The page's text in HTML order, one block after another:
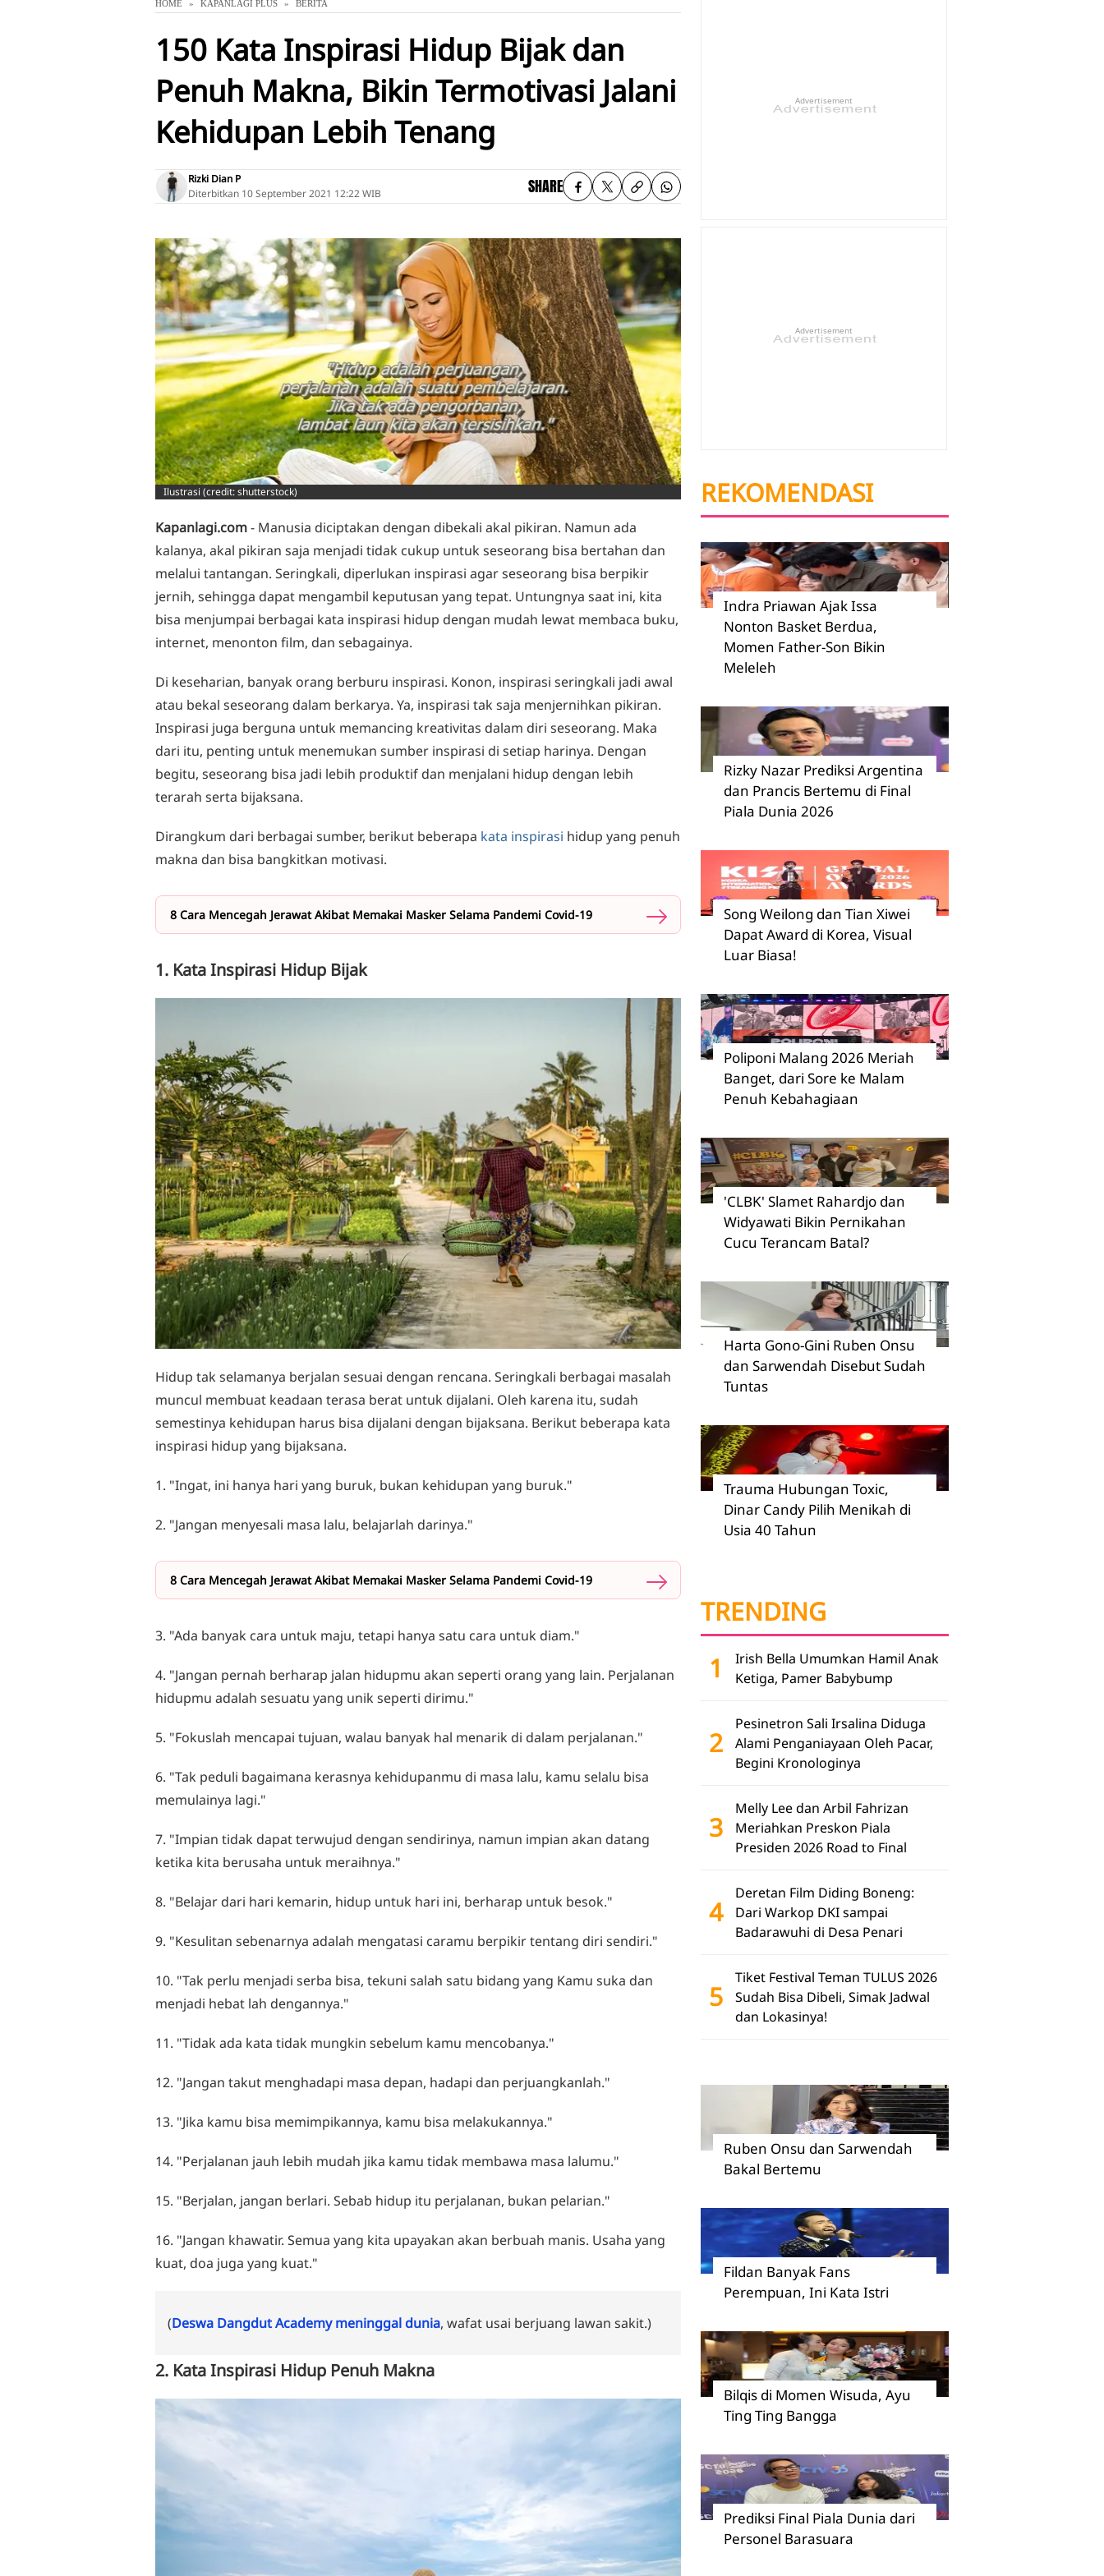
HOME KAPANLAGI PLUS BERITA
150 Kata Inspirasi Hidup Bijak dan
Penuh Makna, Bikin Termotivasi Jalani
Kehidupan Lebih Tenang
Rizki Dian P
Diterbitkan 10 September 2021 12:22 WIB SHARE
Ilustrasi (credit: shutterstock)
Kapanlagi.com- Manusia diciptakan dengan dibekali akal pikiran. Namun ada
kalanya, akal pikiran saja menjadi tidak cukup untuk seseorang bisa bertahan dan
melalui tantangan. Seringkali, diperlukan inspirasi agar seseorang bisa berpikir
jernih, sehingga dapat mengambil keputusan yang tepat. Untungnya saat ini, kita
bisa menjumpai berbagai kata inspirasi hidup dengan mudah lewat membaca buku,
internet, menonton film, dan sebagainya.
Di keseharian, banyak orang berburu inspirasi. Konon, inspirasi seringkali jadi awal
atau bekal seseorang dalam berkarya. Ya, inspirasi tak saja menjernihkan pikiran.
Inspirasi juga berguna untuk memancing kreativitas dalam diri seseorang. Maka
dari itu, penting untuk menemukan sumber inspirasi di setiap harinya. Dengan
begitu, seseorang bisa jadi lebih produktif dan menjalani hidup dengan lebih
terarah serta bijaksana.
Dirangkum dari berbagai sumber, berikut beberapa kata inspirasi hidup yang penuh
makna dan bisa bangkitkan motivasi.
8 Cara Mencegah Jerawat Akibat Memakai Masker Selama Pandemi Covid-19
1. Kata Inspirasi Hidup Bijak
Hidup tak selamanya berjalan sesuai dengan rencana. Seringkali berbagai masalah
muncul membuat keadaan terasa berat untuk dijalani. Oleh karena itu, sudah
semestinya kehidupan harus bisa dijalani dengan bijaksana. Berikut beberapa kata
inspirasi hidup yang bijaksana.
1. "Ingat, ini hanya hari yang buruk, bukan kehidupan yang buruk."
2. "Jangan menyesali masa lalu, belajarlah darinya."
8 Cara Mencegah Jerawat Akibat Memakai Masker Selama Pandemi Covid-19
3. "Ada banyak cara untuk maju, tetapi hanya satu cara untuk diam."
4. "Jangan pernah berharap jalan hidupmu akan seperti orang yang lain. Perjalanan
hidupmu adalah sesuatu yang unik seperti dirimu."
5. "Fokuslah mencapai tujuan, walau banyak hal menarik di dalam perjalanan."
6. "Tak peduli bagaimana kerasnya kehidupanmu di masa lalu, kamu selalu bisa
memulainya lagi."
7. "Impian tidak dapat terwujud dengan sendirinya, namun impian akan datang
ketika kita berusaha untuk meraihnya."
8. "Belajar dari hari kemarin, hidup untuk hari ini, berharap untuk besok."
9. "Kesulitan sebenarnya adalah mengatasi caramu berpikir tentang diri sendiri."
10. "Tak perlu menjadi serba bisa, tekuni salah satu bidang yang Kamu suka dan
menjadi hebat lah dengannya."
11. "Tidak ada kata tidak mungkin sebelum kamu mencobanya."
12. "Jangan takut menghadapi masa depan, hadapi dan perjuangkanlah."
13. "Jika kamu bisa memimpikannya, kamu bisa melakukannya."
14. "Perjalanan jauh lebih mudah jika kamu tidak membawa masa lalumu."
15. "Berjalan, jangan berlari. Sebab hidup itu perjalanan, bukan pelarian."
16. "Jangan khawatir. Semua yang kita upayakan akan berbuah manis. Usaha yang
kuat, doa juga yang kuat."
(Deswa Dangdut Academy meninggal dunia, wafat usai berjuang lawan sakit.)
2. Kata Inspirasi Hidup Penuh Makna
Advertisement
Advertisement
REKOMENDASI
Indra Priawan Ajak Issa
Nonton Basket Berdua,
Momen Father-Son Bikin
Meleleh
Rizky Nazar Prediksi Argentina
dan Prancis Bertemu di Final
Piala Dunia 2026
Song Weilong dan Tian Xiwei
Dapat Award di Korea, Visual
Luar Biasa!
Poliponi Malang 2026 Meriah
Banget, dari Sore ke Malam
Penuh Kebahagiaan
'CLBK' Slamet Rahardjo dan
Widyawati Bikin Pernikahan
Cucu Terancam Batal?
Harta Gono-Gini Ruben Onsu
dan Sarwendah Disebut Sudah
Tuntas
Trauma Hubungan Toxic,
Dinar Candy Pilih Menikah di
Usia 40 Tahun
TRENDING
1
Irish Bella Umumkan Hamil Anak
Ketiga, Pamer Babybump
2
Pesinetron Sali Irsalina Diduga
Alami Penganiayaan Oleh Pacar,
Begini Kronologinya
3
Melly Lee dan Arbil Fahrizan
Meriahkan Preskon Piala
Presiden 2026 Road to Final
4
Deretan Film Diding Boneng:
Dari Warkop DKI sampai
Badarawuhi di Desa Penari
5
Tiket Festival Teman TULUS 2026
Sudah Bisa Dibeli, Simak Jadwal
dan Lokasinya!
Ruben Onsu dan Sarwendah
Bakal Bertemu
Fildan Banyak Fans
Perempuan, Ini Kata Istri
Bilqis di Momen Wisuda, Ayu
Ting Ting Bangga
Prediksi Final Piala Dunia dari
Personel Barasuara